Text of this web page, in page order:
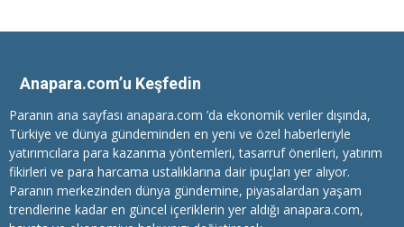
Anapara.com’u Keşfedin
Paranın ana sayfası anapara.com ’da ekonomik veriler dışında,
Türkiye ve dünya gündeminden en yeni ve özel haberleriyle
yatırımcılara para kazanma yöntemleri, tasarruf önerileri, yatırım
fikirleri ve para harcama ustalıklarına dair ipuçları yer alıyor.
Paranın merkezinden dünya gündemine, piyasalardan yaşam
trendlerine kadar en güncel içeriklerin yer aldığı anapara.com,